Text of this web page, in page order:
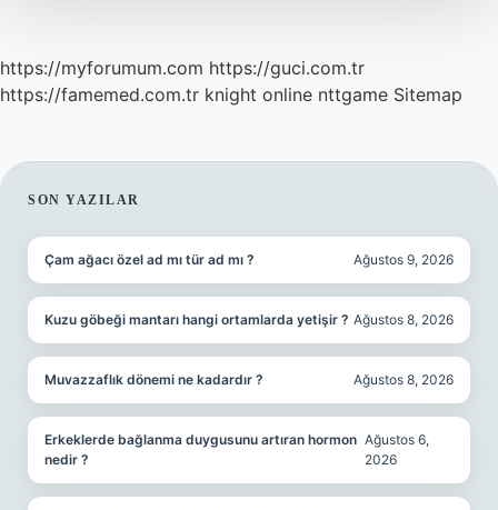
https://myforumum.com https://guci.com.tr
https://famemed.com.tr knight online nttgame Sitemap
SIDEBAR
SON YAZILAR
Çam ağacı özel ad mı tür ad mı ? Ağustos 9, 2026
Kuzu göbeği mantarı hangi ortamlarda yetişir ? Ağustos 8, 2026
Muvazzaflık dönemi ne kadardır ? Ağustos 8, 2026
Erkeklerde bağlanma duygusunu artıran hormon
nedir ?
Ağustos 6,
2026